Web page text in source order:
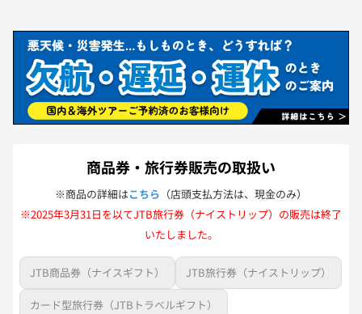
商品券・旅行券販売の取扱い
※商品の詳細はこちら （店頭支払方法は、現金のみ）
※2025年3月31日を以てJTB旅行券（ナイストリップ）の販売は終了
いたしました。
JTB商品券（ナイスギフト） JTB旅行券（ナイストリップ）
カード型旅行券（JTBトラベルギフト）